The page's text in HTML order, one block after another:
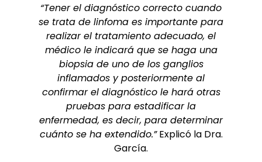
“Tener el diagnóstico correcto cuando
se trata de linfoma es importante para
realizar el tratamiento adecuado, el
médico le indicará que se haga una
biopsia de uno de los ganglios
inflamados y posteriormente al
confirmar el diagnóstico le hará otras
pruebas para estadificar la
enfermedad, es decir, para determinar
cuánto se ha extendido.”Explicó la Dra.
García.